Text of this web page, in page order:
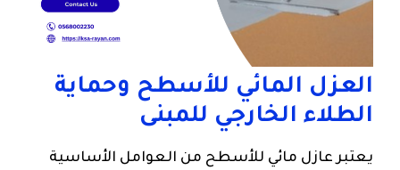
العزل المائي للأسطح وحماية
الطلاء الخارجي للمبنى
يعتبر عازل مائي للأسطح من العوامل الأساسية